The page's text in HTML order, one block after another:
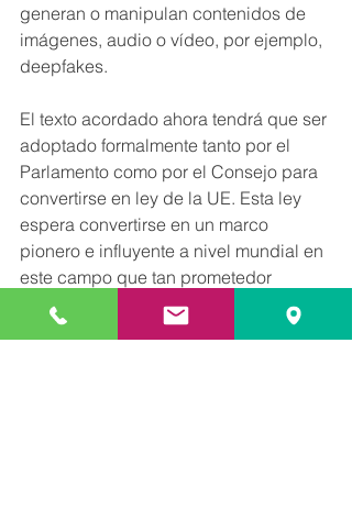
generan o manipulan contenidos de
imágenes, audio o vídeo, por ejemplo,
deepfakes.
El texto acordado ahora tendrá que ser
adoptado formalmente tanto por el
Parlamento como por el Consejo para
convertirse en ley de la UE. Esta ley
espera convertirse en un marco
pionero e influyente a nivel mundial en
este campo que tan prometedor
resulta, pero que tantos retos presenta
tanto los derechos de privacidad